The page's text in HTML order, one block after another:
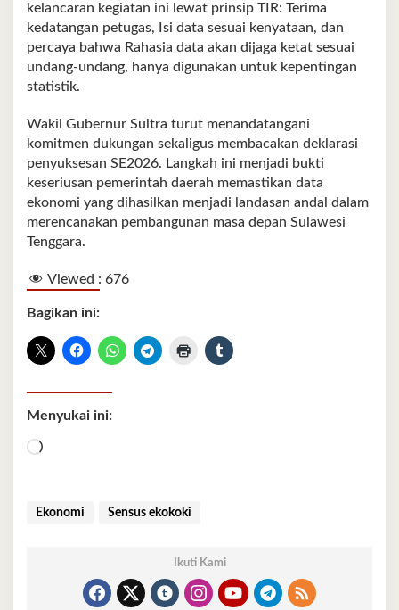
kelancaran kegiatan ini lewat prinsip TIR: Terima
kedatangan petugas, Isi data sesuai kenyataan, dan
percaya bahwa Rahasia data akan dijaga ketat sesuai
undang-undang, hanya digunakan untuk kepentingan
statistik.
Wakil Gubernur Sultra turut menandatangani
komitmen dukungan sekaligus membacakan deklarasi
penyuksesan SE2026. Langkah ini menjadi bukti
keseriusan pemerintah daerah memastikan data
ekonomi yang dihasilkan menjadi landasan andal dalam
merencanakan pembangunan masa depan Sulawesi
Tenggara.
Viewed : 676
Bagikan ini:
Menyukai ini:
Memuat...
Ekonomi Sensus ekokoki
Ikuti Kami